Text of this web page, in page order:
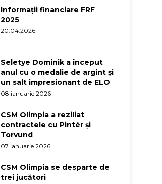
Informații financiare FRF
2025
20.04.2026
Seletye Dominik a început
anul cu o medalie de argint și
un salt impresionant de ELO
08 ianuarie 2026
CSM Olimpia a reziliat
contractele cu Pintér și
Torvund
07 ianuarie 2026
CSM Olimpia se desparte de
trei jucători